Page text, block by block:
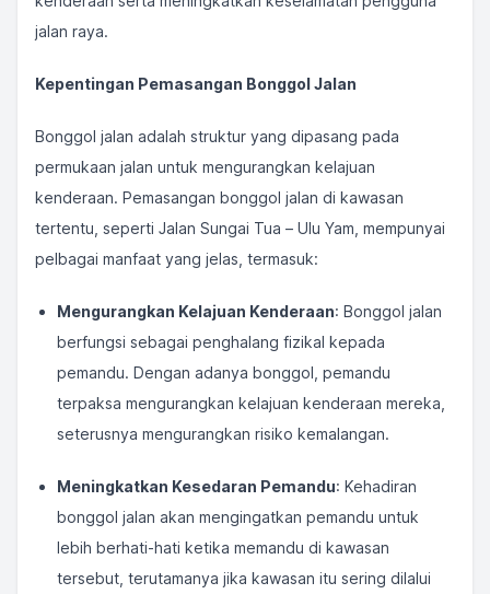
jalan raya.
Kepentingan Pemasangan Bonggol Jalan
Bonggol jalan adalah struktur yang dipasang pada
permukaan jalan untuk mengurangkan kelajuan
kenderaan. Pemasangan bonggol jalan di kawasan
tertentu, seperti Jalan Sungai Tua – Ulu Yam, mempunyai
pelbagai manfaat yang jelas, termasuk:
Mengurangkan Kelajuan Kenderaan: Bonggol jalan
berfungsi sebagai penghalang fizikal kepada
pemandu. Dengan adanya bonggol, pemandu
terpaksa mengurangkan kelajuan kenderaan mereka,
seterusnya mengurangkan risiko kemalangan.
Meningkatkan Kesedaran Pemandu: Kehadiran
bonggol jalan akan mengingatkan pemandu untuk
lebih berhati-hati ketika memandu di kawasan
tersebut, terutamanya jika kawasan itu sering dilalui